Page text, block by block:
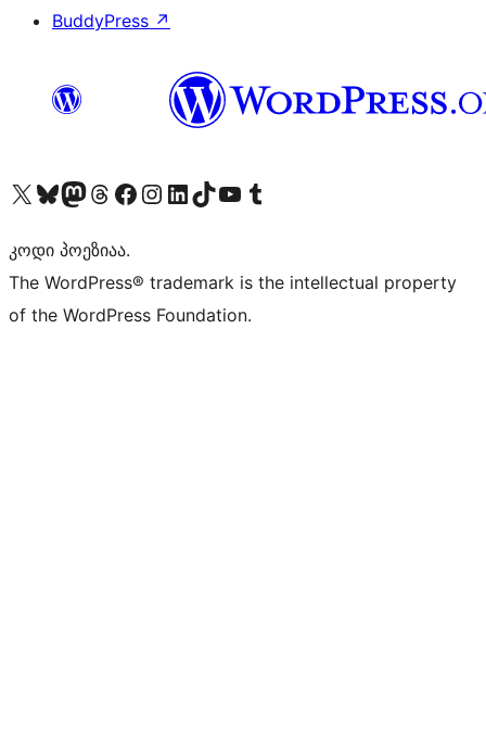
BuddyPress ↗
Visit our X (formerly Twitter) account
Visit our Bluesky account
Visit our Mastodon account
Visit our Threads account
Visit our Facebook page
Visit our Instagram account
Visit our LinkedIn account
Visit our TikTok account
Visit our YouTube channel
Visit our Tumblr account
კოდი პოეზიაა.
The WordPress® trademark is the intellectual property
of the WordPress Foundation.